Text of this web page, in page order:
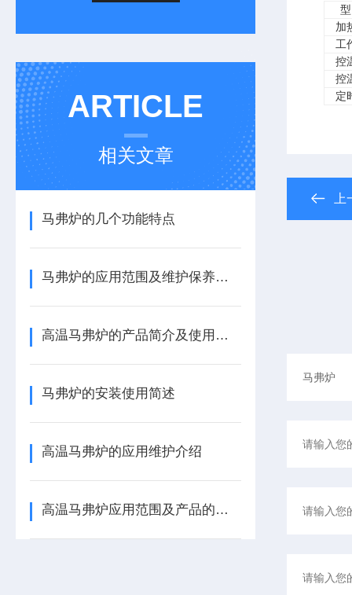
ARTICLE
相关文章
马弗炉的几个功能特点
马弗炉的应用范围及维护保养介绍
高温马弗炉的产品简介及使用须知
马弗炉的安装使用简述
高温马弗炉的应用维护介绍
高温马弗炉应用范围及产品的维护
加
工
控
控
定